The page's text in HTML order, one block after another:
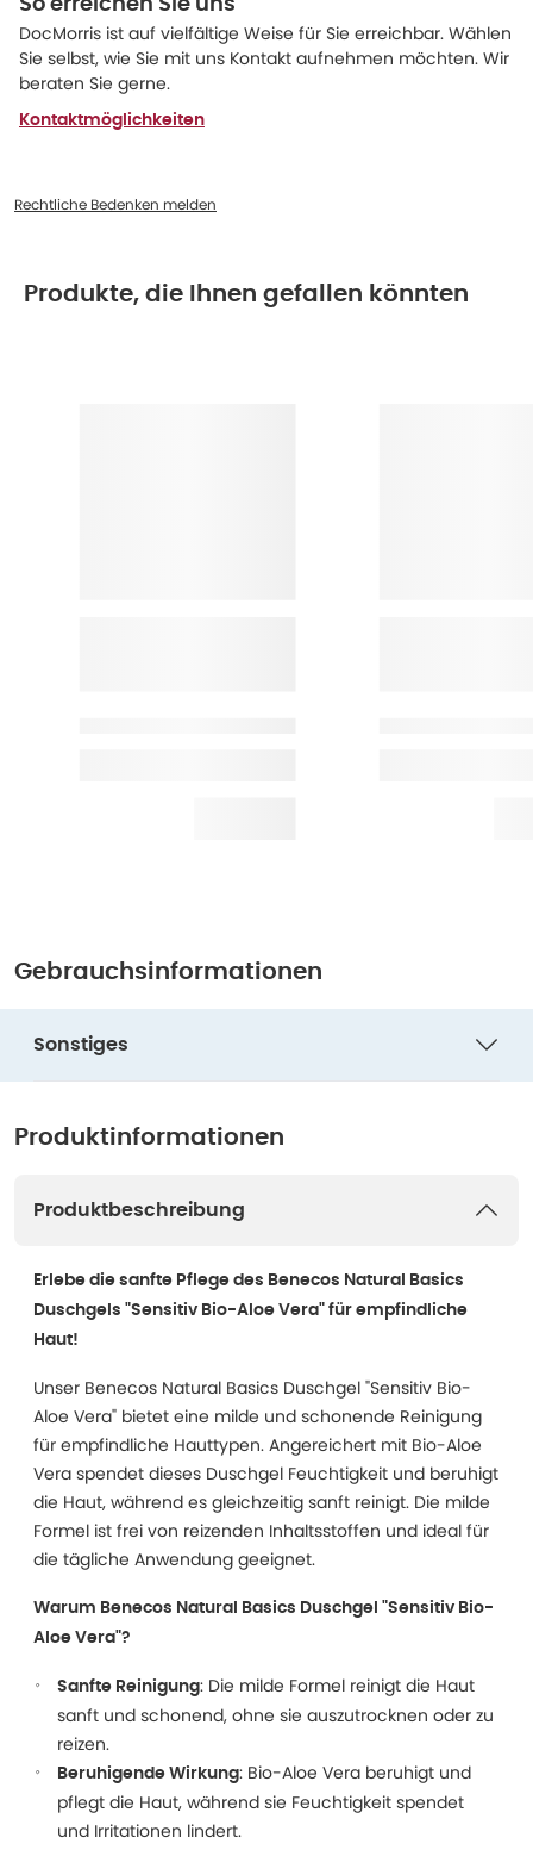
So erreichen Sie uns
DocMorris ist auf vielfältige Weise für Sie erreichbar. Wählen
Sie selbst, wie Sie mit uns Kontakt aufnehmen möchten. Wir
beraten Sie gerne.
Kontaktmöglichkeiten
Rechtliche Bedenken melden
Produkte, die Ihnen gefallen könnten
Gebrauchsinformationen
Sonstiges
Produktinformationen
Produktbeschreibung
Erlebe die sanfte Pflege des Benecos Natural Basics
Duschgels "Sensitiv Bio-Aloe Vera" für empfindliche
Haut!
Unser Benecos Natural Basics Duschgel "Sensitiv Bio-
Aloe Vera" bietet eine milde und schonende Reinigung
für empfindliche Hauttypen. Angereichert mit Bio-Aloe
Vera spendet dieses Duschgel Feuchtigkeit und beruhigt
die Haut, während es gleichzeitig sanft reinigt. Die milde
Formel ist frei von reizenden Inhaltsstoffen und ideal für
die tägliche Anwendung geeignet.
Warum Benecos Natural Basics Duschgel "Sensitiv Bio-
Aloe Vera"?
Sanfte Reinigung: Die milde Formel reinigt die Haut
sanft und schonend, ohne sie auszutrocknen oder zu
reizen.
Beruhigende Wirkung: Bio-Aloe Vera beruhigt und
pflegt die Haut, während sie Feuchtigkeit spendet
und Irritationen lindert.